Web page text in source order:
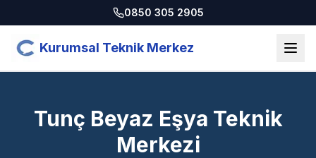
0850 305 2905
Kurumsal Teknik Merkez
Tunç Beyaz Eşya Teknik
Merkezi